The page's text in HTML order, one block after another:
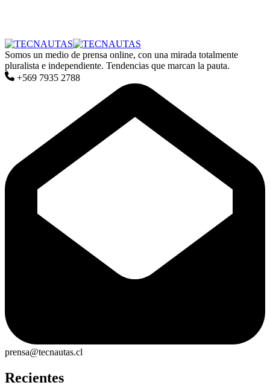
Somos un medio de prensa online, con una mirada totalmente
pluralista e independiente. Tendencias que marcan la pauta.
+569 7935 2788
prensa@tecnautas.cl
Recientes